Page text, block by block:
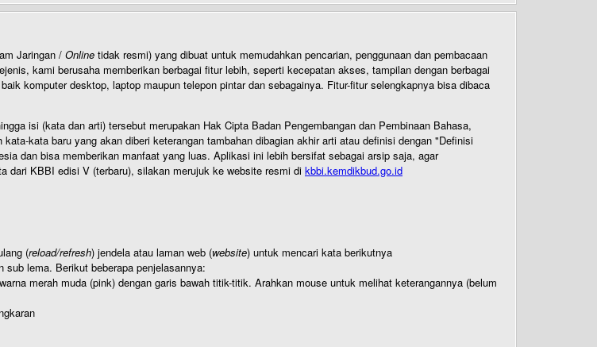
Jaringan / Online tidak resmi) yang dibuat untuk memudahkan pencarian, penggunaan dan pembacaan
kami berusaha memberikan berbagai fitur lebih, seperti kecepatan akses, tampilan dengan berbagai
komputer desktop, laptop maupun telepon pintar dan sebagainya. Fitur-fitur selengkapnya bisa dibaca
isi (kata dan arti) tersebut merupakan Hak Cipta Badan Pengembangan dan Pembinaan Bahasa,
kata baru yang akan diberi keterangan tambahan dibagian akhir arti atau definisi dengan "Definisi
dan bisa memberikan manfaat yang luas. Aplikasi ini lebih bersifat sebagai arsip saja, agar
dari KBBI edisi V (terbaru), silakan merujuk ke website resmi di kbbi.kemdikbud.go.id
(reload/refresh) jendela atau laman web (website) untuk mencari kata berikutnya
lema. Berikut beberapa penjelasannya:
merah muda (pink) dengan garis bawah titik-titik. Arahkan mouse untuk melihat keterangannya (belum